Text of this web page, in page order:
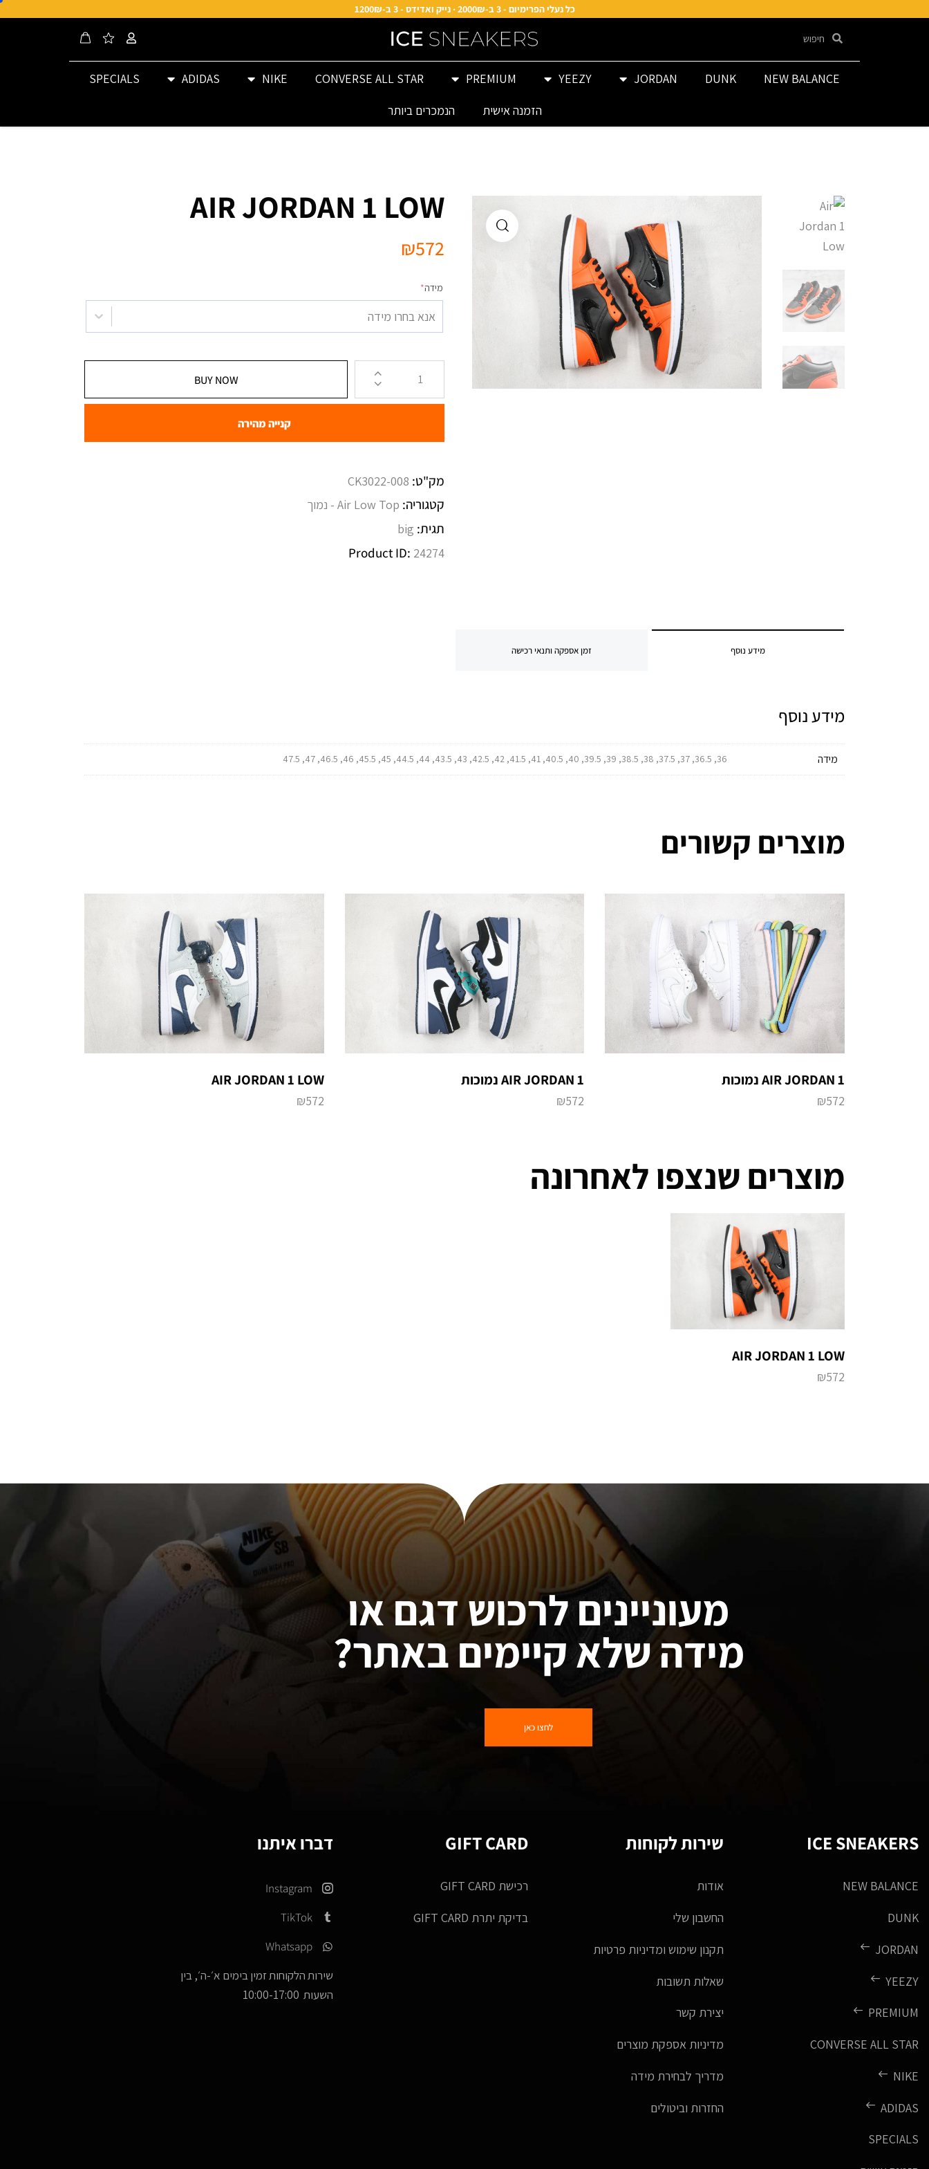
כל נעלי הפרימיום - 3 ב-2000₪ · נייק ואדידס - 3 ב-1200₪
NEW BALANCE
DUNK
JORDAN
YEEZY
PREMIUM
CONVERSE ALL STAR
NIKE
ADIDAS
SPECIALS
הזמנה אישית
הנמכרים ביותר
AIR JORDAN 1 LOW
₪572
מידה*
אנא בחרו מידה
BUY NOW
קנייה מהירה
מק"ט: CK3022-008
קטגוריה: Air Low Top - נמוך
תגית: big
Product ID: 24274
מידע נוסף זמן אספקה ותנאי רכישה
מידע נוסף
מידה 36, 36.5, 37, 37.5, 38, 38.5, 39, 39.5, 40, 40.5, 41, 41.5, 42, 42.5, 43, 43.5, 44, 44.5, 45, 45.5, 46, 46.5, 47, 47.5
מוצרים קשורים
AIR JORDAN 1 נמוכות
₪572
AIR JORDAN 1 נמוכות
₪572
AIR JORDAN 1 LOW
₪572
מוצרים שנצפו לאחרונה
AIR JORDAN 1 LOW
₪572
מעוניינים לרכוש דגם או
מידה שלא קיימים באתר?
לחצו כאן
ICE SNEAKERS
NEW BALANCE
DUNK
JORDAN
YEEZY
PREMIUM
CONVERSE ALL STAR
NIKE
ADIDAS
SPECIALS
שירות לקוחות
אודות
החשבון שלי
תקנון שימוש ומדיניות פרטיות
שאלות תשובות
יצירת קשר
מדיניות אספקת מוצרים
מדריך לבחירת מידה
החזרות וביטולים
GIFT CARD
רכישת GIFT CARD
בדיקת יתרת GIFT CARD
דברו איתנו
Instagram
TikTok
Whatsapp
שירות הלקוחות זמין בימים א׳-ה׳, בין
השעות 10:00-17:00